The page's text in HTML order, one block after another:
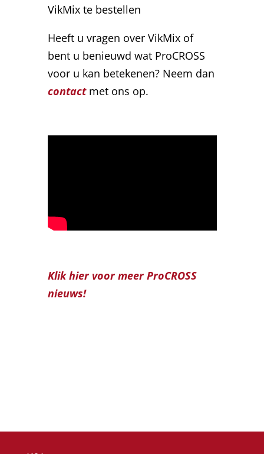
VikMix te bestellen
Heeft u vragen over VikMix of
bent u benieuwd wat ProCROSS
voor u kan betekenen? Neem dan
contactmet ons op.
Klik hier voor meer ProCROSS
nieuws!